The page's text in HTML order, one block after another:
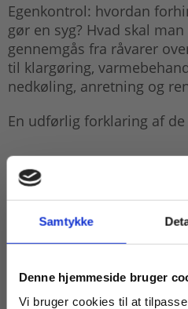
Samtykke
Denne hjemmeside bruger
Vi bruger cookies til at
Egenkontrol: hvordan
gør en syg? Hvad skal
gennemgås fra råvarer
til klargøring,
nedkøling, anretning og
En udførlig forklaring af
Bogen henvender sig til
for
Køb læremidler og